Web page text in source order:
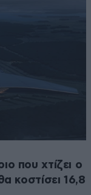
που χτίζει ο
κοστίσει 16,8